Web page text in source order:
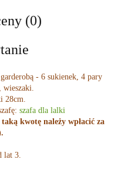
(0)
- 6 sukienek, 4 pary
28cm.
szafa dla lalki
kwotę należy wpłacić za
lat 3.